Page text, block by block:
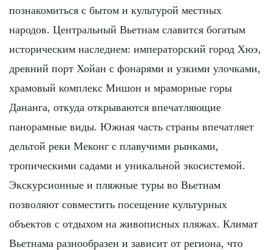
познакомиться с бытом и культурой местных
народов. Центральный Вьетнам славится богатым
историческим наследием: императорский город Хюэ,
древний порт Хойан с фонарями и узкими улочками,
храмовый комплекс Мишон и мраморные горы
Дананга, откуда открываются впечатляющие
панорамные виды. Южная часть страны впечатляет
дельтой реки Меконг с плавучими рынками,
тропическими садами и уникальной экосистемой.
Экскурсионные и пляжные туры во Вьетнам
позволяют совместить посещение культурных
объектов с отдыхом на живописных пляжах. Климат
Вьетнама разнообразен и зависит от региона, что